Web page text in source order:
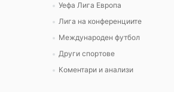
Уефа Лига Европа
Лига на конференциите
Международен футбол
Други спортове
Коментари и анализи